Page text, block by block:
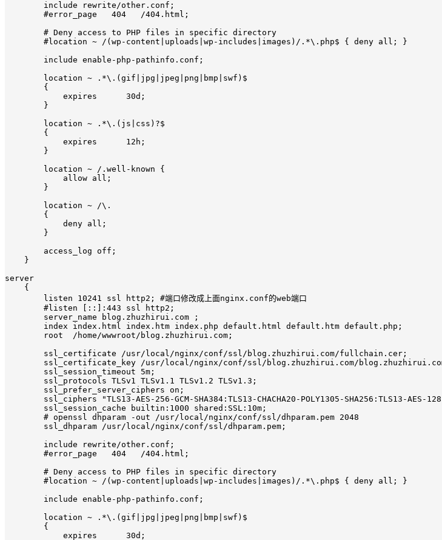
        include rewrite/other.conf;
        #error_page   404   /404.html;
        # Deny access to PHP files in specific directory
        #location ~ /(wp-content|uploads|wp-includes|images)/.*\.php$ { deny all; }
        include enable-php-pathinfo.conf;
        location ~ .*\.(gif|jpg|jpeg|png|bmp|swf)$
        {
            expires      30d;
        }
        location ~ .*\.(js|css)?$
        {
            expires      12h;
        }
        location ~ /.well-known {
            allow all;
        }
        location ~ /\.
        {
            deny all;
        }
        access_log off;
    }
server
    {
        listen 10241 ssl http2; #端口修改成上面nginx.conf的web端口
        #listen [::]:443 ssl http2;
        server_name blog.zhuzhirui.com ;
        index index.html index.htm index.php default.html default.htm default.php;
        root  /home/wwwroot/blog.zhuzhirui.com;
        ssl_certificate /usr/local/nginx/conf/ssl/blog.zhuzhirui.com/fullchain.cer;
ssl_certificate_key /usr/local/nginx/conf/ssl/blog.zhuzhirui.com/
        ssl_session_timeout 5m;
        ssl_protocols TLSv1 TLSv1.1 TLSv1.2 TLSv1.3;
        ssl_prefer_server_ciphers on;
ssl_ciphers "TLS13-AES-256-GCM-SHA384:TLS13-CHACHA20-POLY1305-SHA256:TLS13-AES-
        ssl_session_cache builtin:1000 shared:SSL:10m;
        # openssl dhparam -out /usr/local/nginx/conf/ssl/dhparam.pem 2048
        ssl_dhparam /usr/local/nginx/conf/ssl/dhparam.pem;
        include rewrite/other.conf;
        #error_page   404   /404.html;
        # Deny access to PHP files in specific directory
        #location ~ /(wp-content|uploads|wp-includes|images)/.*\.php$ { deny all; }
        include enable-php-pathinfo.conf;
        location ~ .*\.(gif|jpg|jpeg|png|bmp|swf)$
        {
            expires      30d;